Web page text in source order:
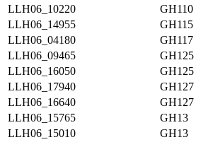
LLH06_10220
GH110
LLH06_14955
GH115
LLH06_04180
GH117
LLH06_09465
GH125
LLH06_16050
GH125
LLH06_17940
GH127
LLH06_16640
GH127
LLH06_15765
GH13
LLH06_15010
GH13